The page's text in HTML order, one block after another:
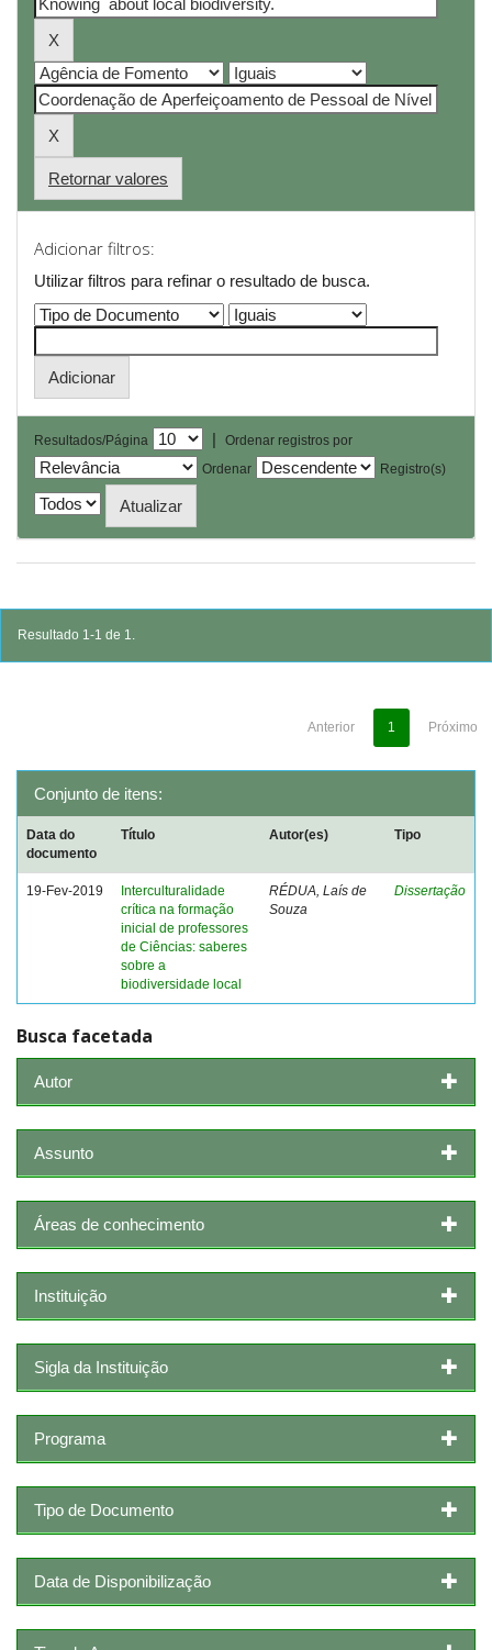
Retornar valores
Adicionar filtros:
Utilizar filtros para refinar o resultado de busca.
Resultados/Página |
Ordenar registros por
Ordenar
Registro(s)
Resultado 1-1 de 1.
Anterior 1 Próximo
Conjunto de itens:
Data do
documento
Título Autor(es) Tipo
19-Fev-2019
Interculturalidade
crítica na formação
inicial de professores
de Ciências: saberes
sobre a
biodiversidade local
RÉDUA, Laís de
Souza
Dissertação
Busca facetada
Autor
Assunto
Áreas de conhecimento
Instituição
Sigla da Instituição
Programa
Tipo de Documento
Data de Disponibilização